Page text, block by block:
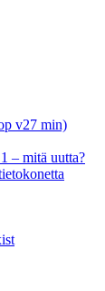
v27 min)
– mitä uutta?